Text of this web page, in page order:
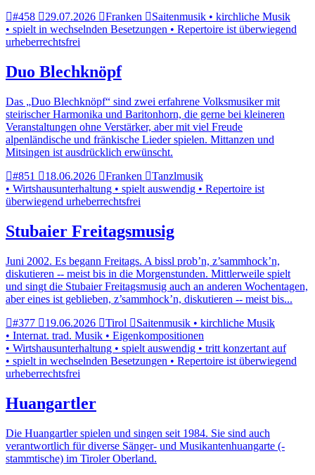
#458
29.07.2026 Franken
Saitenmusik • kirchliche Musik
• spielt in wechselnden Besetzungen • Repertoire ist überwiegend
urheberrechtsfrei
Duo Blechknöpf
Das „Duo Blechknöpf“ sind zwei erfahrene Volksmusiker mit
steirischer Harmonika und Baritonhorn, die gerne bei kleineren
Veranstaltungen ohne Verstärker, aber mit viel Freude
alpenländische und fränkische Lieder spielen. Mittanzen und
Mitsingen ist ausdrücklich erwünscht.
#851
18.06.2026 Franken
Tanzlmusik
• Wirtshausunterhaltung • spielt auswendig • Repertoire ist
überwiegend urheberrechtsfrei
Stubaier Freitagsmusig
Juni 2002. Es begann Freitags. A bissl prob’n, z’sammhock’n,
diskutieren -- meist bis in die Morgenstunden. Mittlerweile spielt
und singt die Stubaier Freitagsmusig auch an anderen Wochentagen,
aber eines ist geblieben, z’sammhock’n, diskutieren -- meist bis...
#377
19.06.2026 Tirol
Saitenmusik • kirchliche Musik
• Internat. trad. Musik • Eigenkompositionen
• Wirtshausunterhaltung • spielt auswendig • tritt konzertant auf
• spielt in wechselnden Besetzungen • Repertoire ist überwiegend
urheberrechtsfrei
Huangartler
Die Huangartler spielen und singen seit 1984. Sie sind auch
verantwortlich für diverse Sänger- und Musikantenhuangarte (-
stammtische) im Tiroler Oberland.